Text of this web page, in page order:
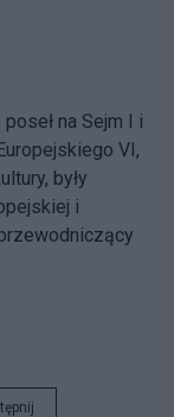
na Sejm I i
VI,
były
i